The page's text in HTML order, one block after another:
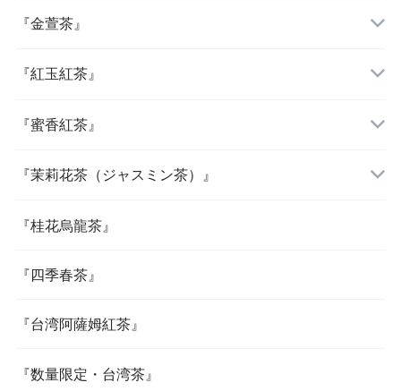
『金萱茶』
『紅玉紅茶』
『蜜香紅茶』
『茉莉花茶（ジャスミン茶）』
『桂花烏龍茶』
『四季春茶』
『台湾阿薩姆紅茶』
『数量限定・台湾茶』